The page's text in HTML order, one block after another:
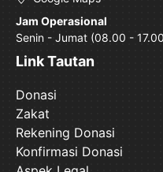
Jam Operasional
Senin - Jumat (08.00 -
Link Tautan
Donasi
Zakat
Rekening Donasi
Konfirmasi Donasi